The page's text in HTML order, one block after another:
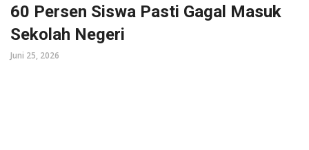
60 Persen Siswa Pasti Gagal Masuk
Sekolah Negeri
Juni 25, 2026